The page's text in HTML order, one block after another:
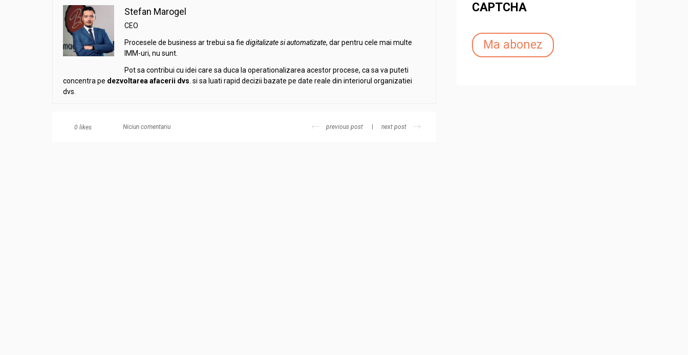
Stefan Marogel
CEO
Procesele de business ar trebui sa fie digitalizate si automatizate, dar pentru cele mai multe
IMM-uri, nu sunt.
Pot sa contribui cu idei care sa duca la operationalizarea acestor procese, ca sa va puteti
concentra pe dezvoltarea afacerii dvs . si sa luati rapid decizii bazate pe date reale din interiorul organizatiei
dvs.
0 likes Niciun comentariu previous post next post
CAPTCHA